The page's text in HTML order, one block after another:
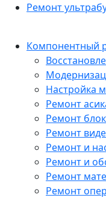
Ремонт
Компонентный
Настройка
Ремонт
Ремонт
Ремонт
Ремонт и
Ремонт и
Ремонт
Ремонт